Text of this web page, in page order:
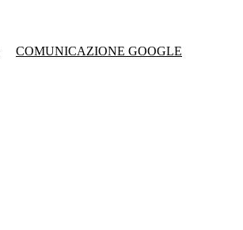
COMUNICAZIONE GOOGLE